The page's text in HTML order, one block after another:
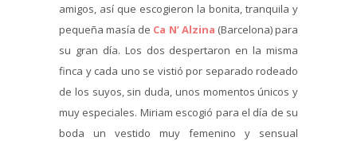
amigos, así que escogieron la bonita, tranquila y
pequeña masía de Ca N’ Alzina (Barcelona) para
su gran día. Los dos despertaron en la misma
finca y cada uno se vistió por separado rodeado
de los suyos, sin duda, unos momentos únicos y
muy especiales. Miriam escogió para el día de su
boda un vestido muy femenino y sensual